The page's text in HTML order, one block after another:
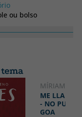
ou bolso
MÍRIAM
ME LLAMO
- NO
GOA